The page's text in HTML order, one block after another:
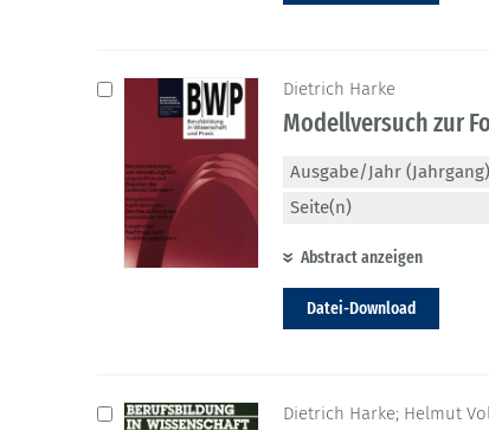
Dietrich Harke
Modellversuch zur
Ausgabe/Jahr (Jahrgang)
Seite(n)
Abstract anzeigen
Datei-Download
Dietrich Harke; Helmut